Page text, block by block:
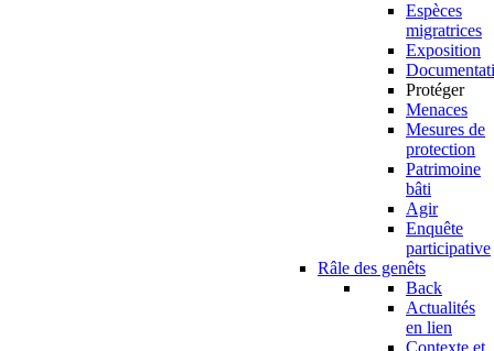
Espèces
migratrices
Exposition
Protéger
Menaces
Mesures de
protection
Patrimoine
bâti
Agir
Enquête
participative
Râle des genêts
Back
Actualités
en lien